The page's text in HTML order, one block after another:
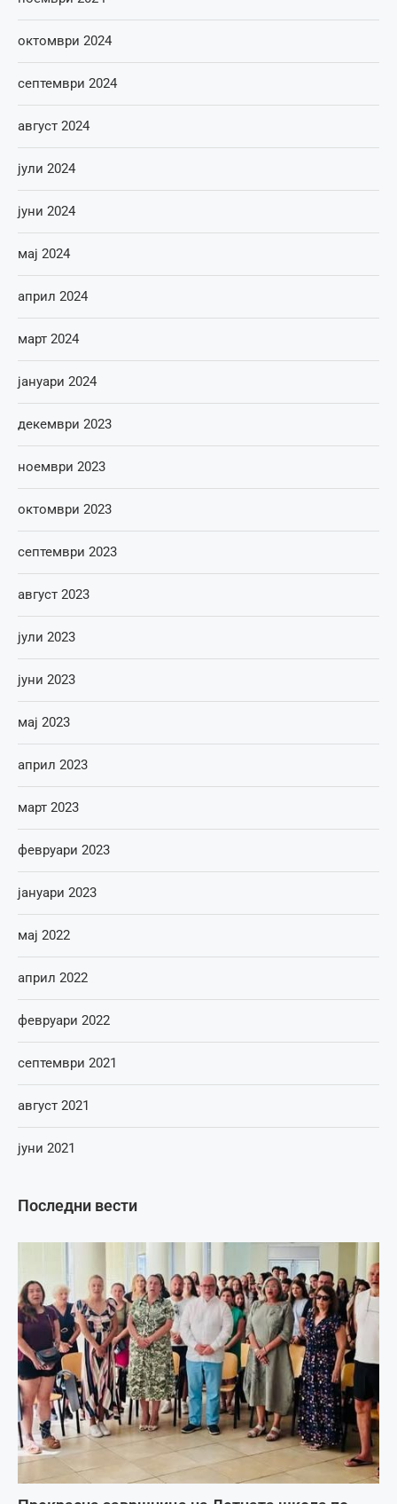
Последни вести
октомври 2024
септември 2024
август 2024
јули 2024
јуни 2024
мај 2024
април 2024
март 2024
јануари 2024
декември 2023
ноември 2023
октомври 2023
септември 2023
август 2023
јули 2023
јуни 2023
мај 2023
април 2023
март 2023
февруари 2023
јануари 2023
мај 2022
април 2022
февруари 2022
септември 2021
август 2021
јуни 2021